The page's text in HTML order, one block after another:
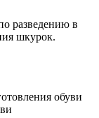
разведению в
шкурок.
обуви